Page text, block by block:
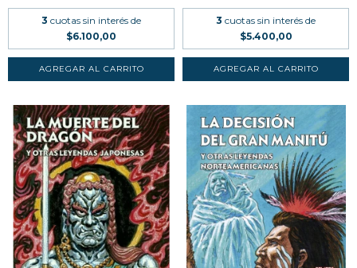
3 cuotas sin interés de
$6.100,00
3 cuotas sin interés de
$5.400,00